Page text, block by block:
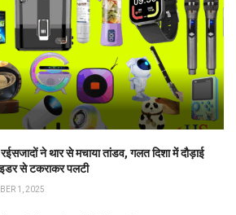
ने थार से मचाया तांडव, गलत दिशा में दौड़ाई
से टकराकर पलटी
1, 2025